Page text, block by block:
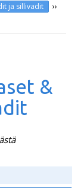
ja sillivadit ››
&